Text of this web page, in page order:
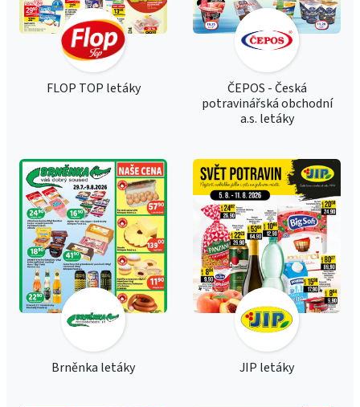
FLOP TOP letáky
ČEPOS - Česká
potravinářská obchodní
a.s. letáky
Brněnka letáky JIP letáky